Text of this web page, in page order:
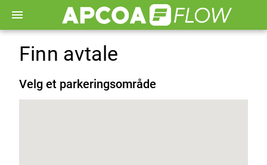
menu
Finn avtale
Velg et parkeringsområde